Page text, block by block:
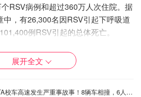
RSV病例和超过360万人次住院。据
中，有26,300名因RSV引起下呼吸道
例RSV引起的总体死亡。
面图Credit：Shutterstock）
展开全文
开学第一天，GTA校车高速发生严重事故事！8辆车相撞，6人被送往医院！